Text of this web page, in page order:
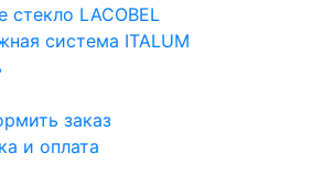
стекло LACOBEL
система ITALUM
заказ
и оплата